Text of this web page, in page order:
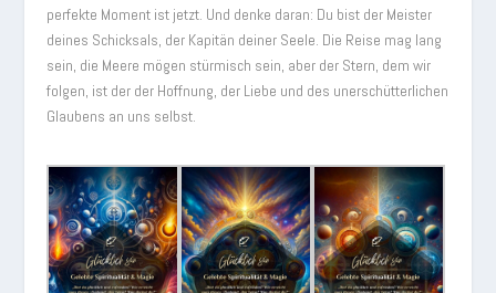
perfekte Moment ist jetzt. Und denke daran: Du bist der Meister
deines Schicksals, der Kapitän deiner Seele. Die Reise mag lang
sein, die Meere mögen stürmisch sein, aber der Stern, dem wir
folgen, ist der der Hoffnung, der Liebe und des unerschütterlichen
Glaubens an uns selbst.